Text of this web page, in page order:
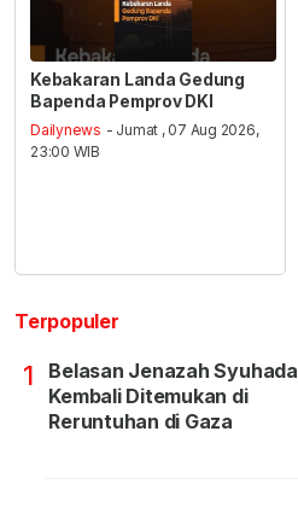
Kebakaran Landa Gedung
Bapenda Pemprov DKI
Dailynews - Jumat , 07 Aug 2026,
23:00 WIB
Terpopuler
1
Belasan Jenazah Syuhada
Kembali Ditemukan di
Reruntuhan di Gaza